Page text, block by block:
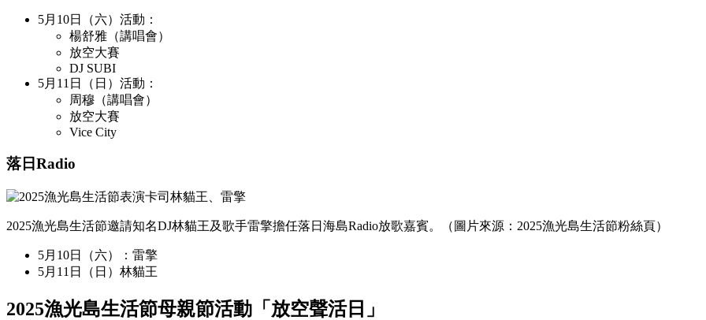
5月10日（六）活動：
楊舒雅（講唱會）
放空大賽
DJ SUBI
5月11日（日）活動：
周穆（講唱會）
放空大賽
Vice City
落日Radio
2025漁光島生活節邀請知名DJ林貓王及歌手雷擎擔任落日海島Radio放歌嘉賓。（圖片來源：2025漁光島生活節粉絲頁）
5月10日（六）：雷擎
5月11日（日）林貓王
2025漁光島生活節母親節活動「放空聲活日」